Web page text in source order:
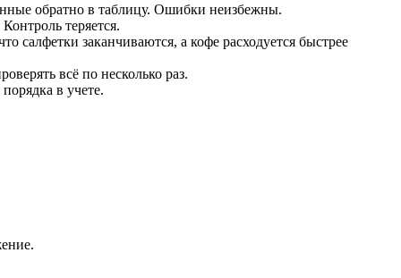
обратно в таблицу. Ошибки неизбежны.
теряется.
салфетки заканчиваются, а кофе расходуется быстрее
всё по несколько раз.
в учете.